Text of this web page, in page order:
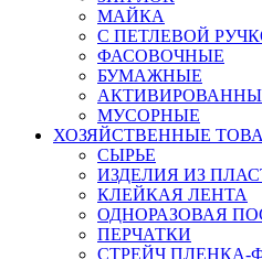
МАЙКА
С ПЕТЛЕВОЙ
ФАСОВОЧНЫЕ
БУМАЖНЫЕ
МУСОРНЫЕ
ХОЗЯЙСТВЕННЫЕ
СЫРЬЕ
ИЗДЕЛИЯ ИЗ
КЛЕЙКАЯ ЛЕНТА
ОДНОРАЗОВАЯ
ПЕРЧАТКИ
СТРЕЙЧ ПЛЕНКА-